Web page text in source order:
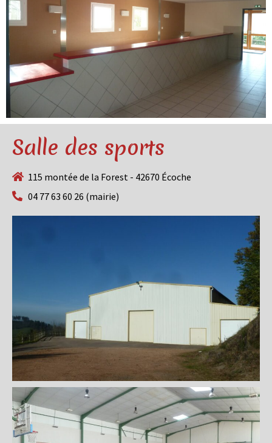
Salle des sports
115 montée de la Forest - 42670 Écoche
04 77 63 60 26 (mairie)